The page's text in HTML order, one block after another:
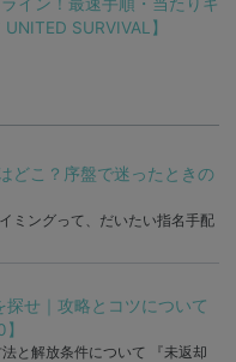
SURVIVAL】
どこ？序盤で迷ったときの
ミングって、だいたい指名手配
探せ｜攻略とコツについて
と解放条件について 『未返却